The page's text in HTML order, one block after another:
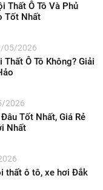
Thất Ô Tô Và Phủ
Tốt Nhất
05/2026
Ô Tô Không? Giải
2026
Tốt Nhất, Giá Rẻ
Nhất
thất ô tô, xe hơi Đắk